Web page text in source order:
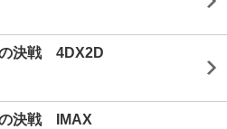
決戦 4DX2D
の決戦 IMAX